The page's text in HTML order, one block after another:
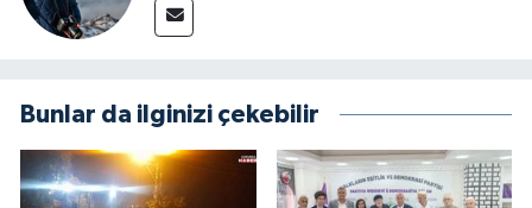
Bunlar da ilginizi çekebilir